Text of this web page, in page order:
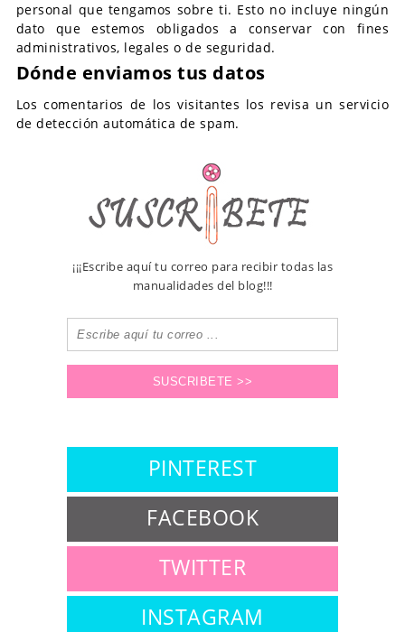
personal que tengamos sobre ti. Esto no incluye ningún
dato que estemos obligados a conservar con fines
administrativos, legales o de seguridad.
Dónde enviamos tus datos
Los comentarios de los visitantes los revisa un servicio
de detección automática de spam.
¡¡¡Escribe aquí tu correo para recibir todas las
manualidades del blog!!!
PINTEREST
FACEBOOK
TWITTER
INSTAGRAM